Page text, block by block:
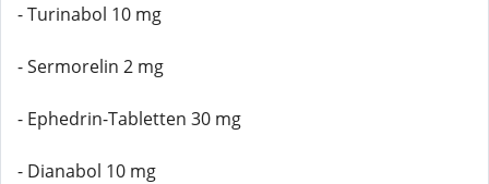
- Turinabol 10 mg
- Sermorelin 2 mg
- Ephedrin-Tabletten 30 mg
- Dianabol 10 mg